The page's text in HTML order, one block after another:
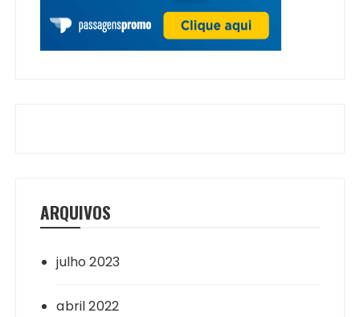
ARQUIVOS
julho 2023
abril 2022